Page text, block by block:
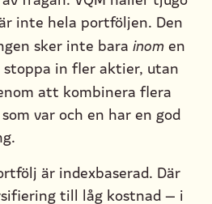
inte hela portföljen. Den
sker inte bara inom en
in fler aktier, utan
att kombinera flera
var och en har en god
är indexbaserad. Där
till låg kostnad — i